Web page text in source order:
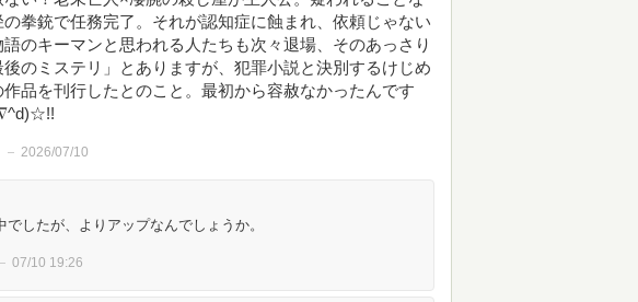
拳銃で任務完了。それが認知症に蝕まれ、依頼じゃない
のキーマンと思われる人たちも次々退場、そのあっさり
のミステリ」とありますが、犯罪小説と決別するけじめ
品を刊行したとのこと。最初から容赦なかったんです
2026/07/10
したが、よりアップなんでしょうか。
07/10 19:26